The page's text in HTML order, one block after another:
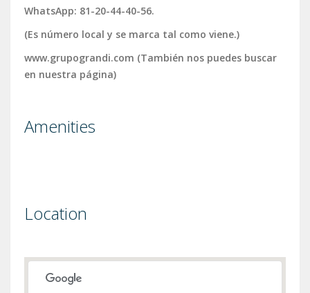
WhatsApp: 81-20-44-40-56.
(Es número local y se marca tal como viene.)
www.grupograndi.com (También nos puedes buscar
en nuestra página)
Amenities
Location